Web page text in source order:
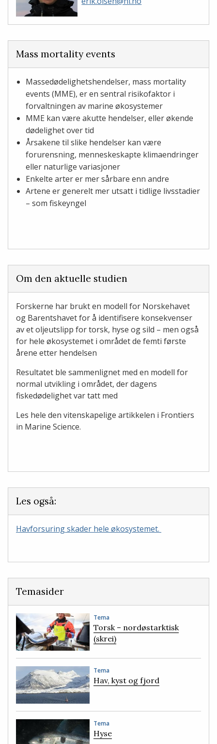
Mass mortality events
Massedødelighetshendelser, mass mortality
events (MME), er en sentral risikofaktor i
forvaltningen av marine økosystemer
MME kan være akutte hendelser, eller økende
dødelighet over tid
Årsakene til slike hendelser kan være
forurensning, menneskeskapte klimaendringer
eller naturlige variasjoner
Enkelte arter er mer sårbare enn andre
Artene er generelt mer utsatt i tidlige livsstadier
– som fiskeyngel
Om den aktuelle studien
Forskerne har brukt en modell for Norskehavet
og Barentshavet for å identifisere konsekvenser
av et oljeutslipp for torsk, hyse og sild – men også
for hele økosystemet i området de femti første
årene etter hendelsen
Resultatet ble sammenlignet med en modell for
normal utvikling i området, der dagens
fiskedødelighet var tatt med
Les hele den vitenskapelige artikkelen i Frontiers
in Marine Science.
Les også:
Havforsuring skader hele økosystemet.
Temasider
Tema
Torsk – nordøstarktisk
(skrei)
Tema
Hav, kyst og fjord
Tema
Hyse